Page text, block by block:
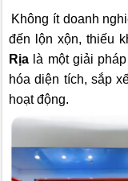
Không ít doanh
đến lộn xộn, thiếu
Rịa là một giải
hóa diện tích, sắp
hoạt động.